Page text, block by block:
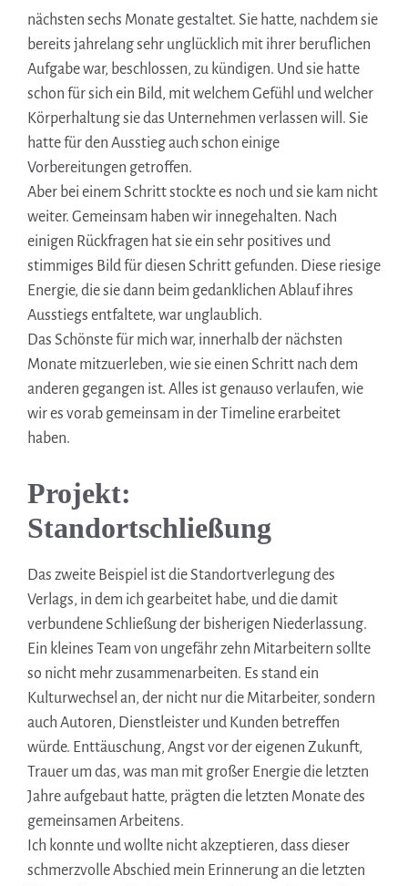
nächsten sechs Monate gestaltet. Sie hatte, nachdem sie
bereits jahrelang sehr unglücklich mit ihrer beruflichen
Aufgabe war, beschlossen, zu kündigen. Und sie hatte
schon für sich ein Bild, mit welchem Gefühl und welcher
Körperhaltung sie das Unternehmen verlassen will. Sie
hatte für den Ausstieg auch schon einige
Vorbereitungen getroffen.
Aber bei einem Schritt stockte es noch und sie kam nicht
weiter. Gemeinsam haben wir innegehalten. Nach
einigen Rückfragen hat sie ein sehr positives und
stimmiges Bild für diesen Schritt gefunden. Diese riesige
Energie, die sie dann beim gedanklichen Ablauf ihres
Ausstiegs entfaltete, war unglaublich.
Das Schönste für mich war, innerhalb der nächsten
Monate mitzuerleben, wie sie einen Schritt nach dem
anderen gegangen ist. Alles ist genauso verlaufen, wie
wir es vorab gemeinsam in der Timeline erarbeitet
haben.
Projekt:
Standortschließung
Das zweite Beispiel ist die Standortverlegung des
Verlags, in dem ich gearbeitet habe, und die damit
verbundene Schließung der bisherigen Niederlassung.
Ein kleines Team von ungefähr zehn Mitarbeitern sollte
so nicht mehr zusammenarbeiten. Es stand ein
Kulturwechsel an, der nicht nur die Mitarbeiter, sondern
auch Autoren, Dienstleister und Kunden betreffen
würde. Enttäuschung, Angst vor der eigenen Zukunft,
Trauer um das, was man mit großer Energie die letzten
Jahre aufgebaut hatte, prägten die letzten Monate des
gemeinsamen Arbeitens.
Ich konnte und wollte nicht akzeptieren, dass dieser
schmerzvolle Abschied mein Erinnerung an die letzten